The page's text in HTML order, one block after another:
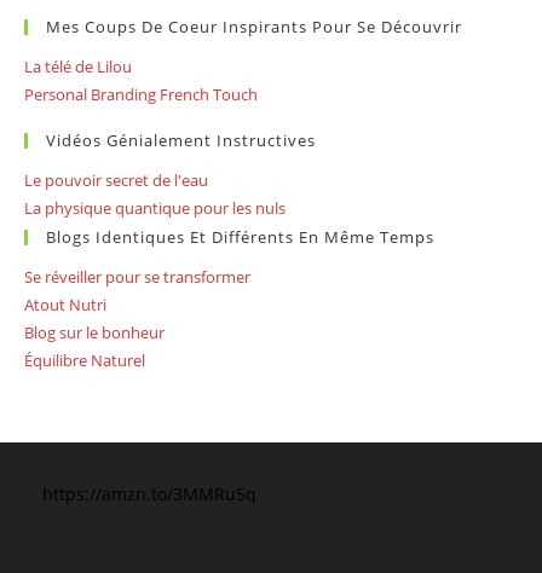
Mes Coups De Coeur Inspirants Pour Se Découvrir
La télé de Lilou
Personal Branding French Touch
Vidéos Génialement Instructives
Le pouvoir secret de l'eau
La physique quantique pour les nuls
Blogs Identiques Et Différents En Même Temps
Se réveiller pour se transformer
Atout Nutri
Blog sur le bonheur
Équilibre Naturel
https://amzn.to/3MMRu5q